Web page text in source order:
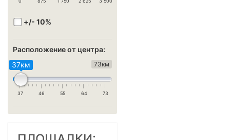
+/- 10%
Расположение от центра:
73км
37км
37 46 55 64 73